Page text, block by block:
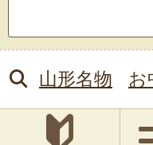
索:
山形名物 お